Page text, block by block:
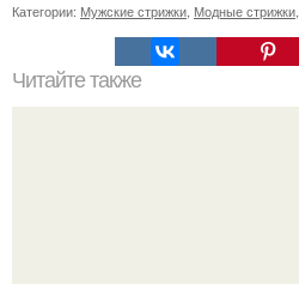
Категории: Мужские стрижки, Модные стрижки,
Читайте также